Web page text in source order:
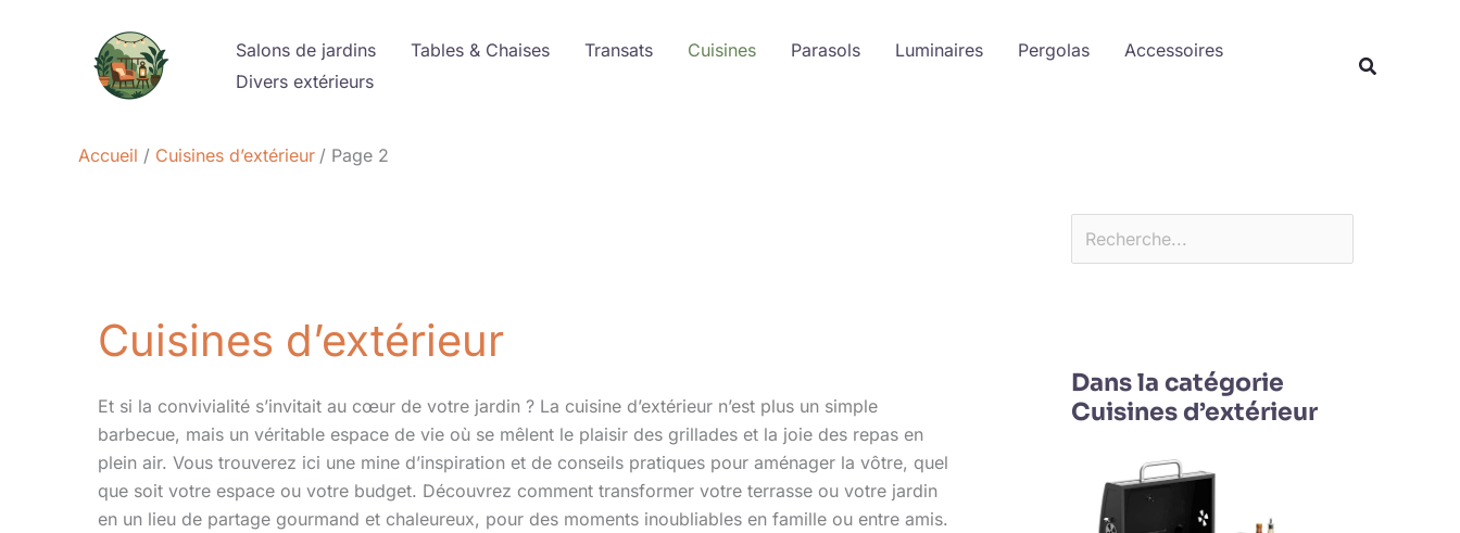
Salons de jardins Tables & Chaises Transats Cuisines Parasols Luminaires Pergolas
Accessoires
Divers extérieurs
Accueil Cuisines d’extérieur Page 2
Cuisines d’extérieur
Et si la convivialité s’invitait au cœur de votre jardin ? La cuisine d’extérieur n’est plus un simple
barbecue, mais un véritable espace de vie où se mêlent le plaisir des grillades et la joie des repas en
plein air. Vous trouverez ici une mine d’inspiration et de conseils pratiques pour aménager la vôtre, quel
que soit votre espace ou votre budget. Découvrez comment transformer votre terrasse ou votre jardin
en un lieu de partage gourmand et chaleureux, pour des moments inoubliables en famille ou entre amis.
Dans la catégorie
Cuisines d’extérieur